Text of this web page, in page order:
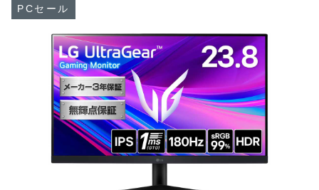
PCセール